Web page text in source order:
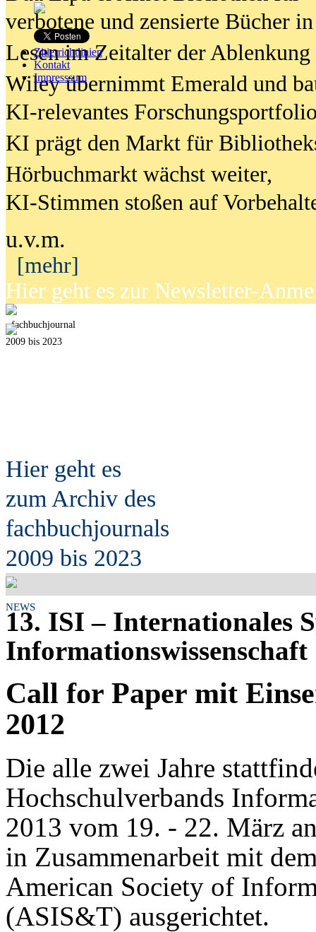
Zitierrichtlinien
Kontakt
Impresssum
verbotene und zensierte Bücher
Lesen im Zeitalter der Ablenkung
Wiley übernimmt Emerald und
KI-relevantes
KI prägt den Markt für
Hörbuchmarkt wächst weiter,
KI-Stimmen stoßen auf
u.v.m.
[mehr]
Hier geht es zur Newsletter-
fachbuchjournal
2009 bis 2023
Hier geht es
zum Archiv des
fachbuchjournals
2009 bis 2023
NEWS
13. ISI – Internationales
Informationswissenschaft
Call for Paper mit
2012
Die alle zwei Jahre
Hochschulverbands
2013 vom 19. - 22. März
in Zusammenarbeit mit
American Society of
(ASIS&T) ausgerichtet.